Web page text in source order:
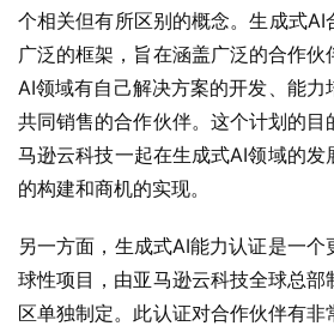
个相关但有所区别的概念。生成式AI
广泛的框架，旨在涵盖广泛的合作
AI领域有自己解决方案的开发、能力
共同销售的合作伙伴。这个计划的目
马逊云科技一起在生成式AI领域的发
的构建和商机的实现。
另一方面，生成式AI能力认证是一
球性项目，由亚马逊云科技全球总部
区单独制定。此认证对合作伙伴有非